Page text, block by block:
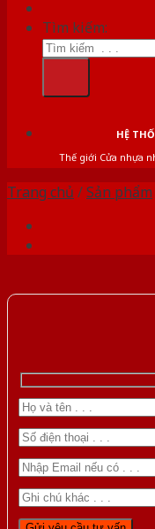
Tìm kiếm:
HỆ
Thế giới Cửa nhựa
Trang chủ /Sản phẩm